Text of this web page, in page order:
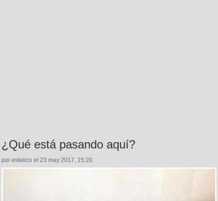
¿Qué está pasando aquí?
por estelico el 23 may 2017, 15:20